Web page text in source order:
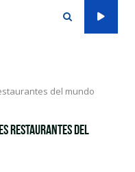
del mundo
restaurantes del